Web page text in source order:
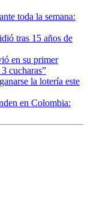
toda la semana:
tras 15 años de
en su primer
cucharas”
la lotería este
en Colombia: